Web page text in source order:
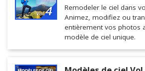
Remodeler le ciel dans
Animez, modifiez ou
entièrement vos photos
modèle de ciel unique.